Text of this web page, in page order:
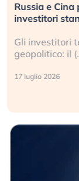
Russia e
investitori
Gli investitori
geopolitico: il
17 luglio 2026